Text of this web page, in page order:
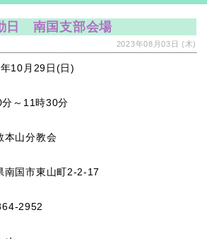
日 南国支部会場
2023年08月03日 (木)
10月29日(日)
時30分
山分教会
国市東山町2-2-17
2952